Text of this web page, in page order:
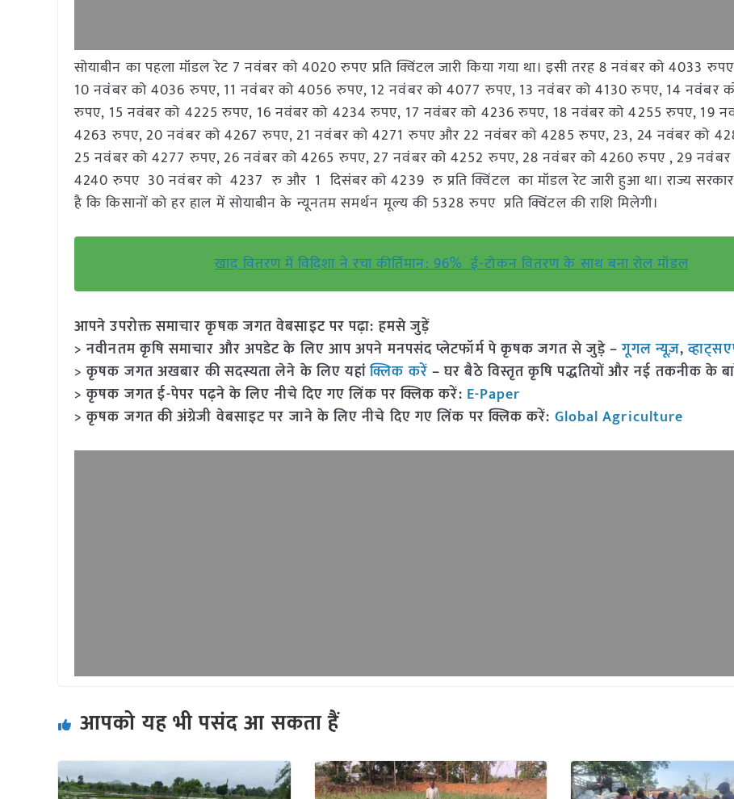
सोयाबीन का पहला मॉडल रेट 7 नवंबर को 4020 रुपए प्रति क्विंटल जारी किया गया था। इसी तरह 8 नवंबर को 4033
10 नवंबर को 4036 रुपए, 11 नवंबर को 4056 रुपए, 12 नवंबर को 4077 रुपए, 13 नवंबर को 4130 रुपए, 14 नवंबर
रुपए, 15 नवंबर को 4225 रुपए, 16 नवंबर को 4234 रुपए, 17 नवंबर को 4236 रुपए, 18 नवंबर को 4255 रुपए, 19
4263 रुपए, 20 नवंबर को 4267 रुपए, 21 नवंबर को 4271 रुपए और 22 नवंबर को 4285 रुपए, 23, 24 नवंबर को
25 नवंबर को 4277 रुपए, 26 नवंबर को 4265 रुपए, 27 नवंबर को 4252 रुपए, 28 नवंबर को 4260 रुपए , 29 नवंबर
4240 रुपए 30 नवंबर को 4237 रु और 1 दिसंबर को 4239 रु प्रति क्विंटल का मॉडल रेट जारी हुआ था। राज्य सरकार
है कि किसानों को हर हाल में सोयाबीन के न्यूनतम समर्थन मूल्य की 5328 रुपए प्रति क्विंटल की राशि मिलेगी।
खाद वितरण में विदिशा ने रचा कीर्तिमान: 96% ई-टोकन वितरण के साथ बना रोल मॉडल
आपने उपरोक्त समाचार कृषक जगत वेबसाइट पर पढ़ा: हमसे जुड़ें
> नवीनतम कृषि समाचार और अपडेट के लिए आप अपने मनपसंद प्लेटफॉर्म पे कृषक जगत से जुड़े –गूगल न्यूज़,
> कृषक जगत अखबार की सदस्यता लेने के लिए यहांक्लिक करें – घर बैठे विस्तृत कृषि पद्धतियों और नई तकनीक के
> कृषक जगत ई-पेपर पढ़ने के लिए नीचे दिए गए लिंक पर क्लिक करें: E-Paper
> कृषक जगत की अंग्रेजी वेबसाइट पर जाने के लिए नीचे दिए गए लिंक पर क्लिक करें: Global Agriculture
आपको यह भी पसंद आ सकता हैं